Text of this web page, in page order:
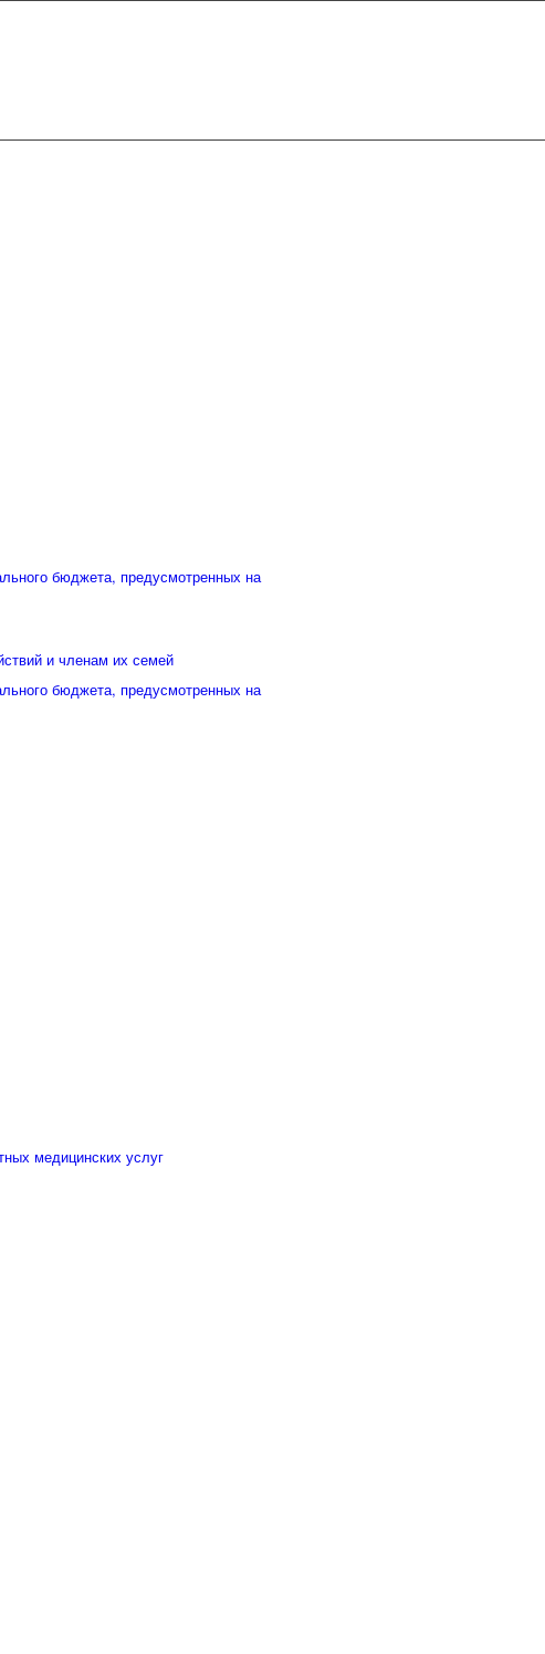
бюджета, предусмотренных на
и членам их семей
бюджета, предусмотренных на
медицинских услуг